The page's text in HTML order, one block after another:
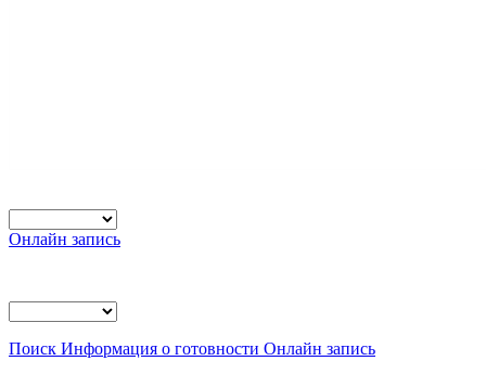
Онлайн запись
Поиск Информация о готовности Онлайн запись